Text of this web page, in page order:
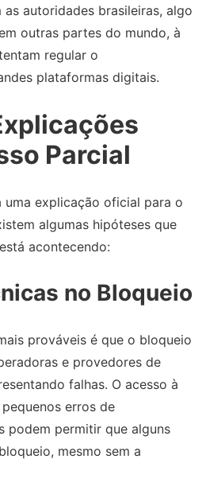
autoridades brasileiras, algo
outras partes do mundo, à
regular o
plataformas digitais.
Parcial
uma explicação oficial para o
algumas hipóteses que
acontecendo:
no Bloqueio
prováveis é que o bloqueio
e provedores de
falhas. O acesso à
erros de
podem permitir que alguns
mesmo sem a